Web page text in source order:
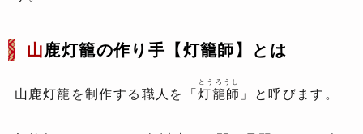
山鹿灯籠の作り手【灯籠師】とは
山鹿灯籠を制作する職人を「灯籠師
とうろうし
」と呼びます。